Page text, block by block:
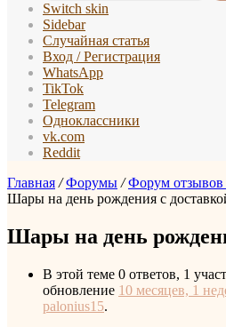
Switch skin
Sidebar
Случайная статья
Вход / Регистрация
WhatsApp
TikTok
Telegram
Одноклассники
vk.com
Reddit
Главная / Форумы / Форум отзывов
Шары на день рождения с
Шары на день
В этой теме 0 ответов, 1
обновление 10 месяцев, 1
palonius15.